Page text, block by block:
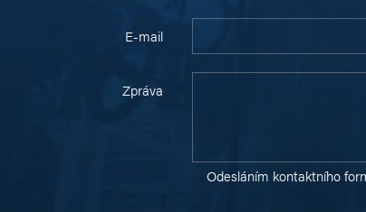
E-mail
Zpráva
Odesláním kontaktního